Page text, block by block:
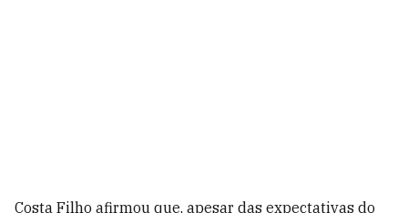
Costa Filho afirmou que, apesar das expectativas do